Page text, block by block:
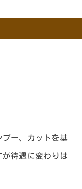
ー、カットを基
待遇に変わりは